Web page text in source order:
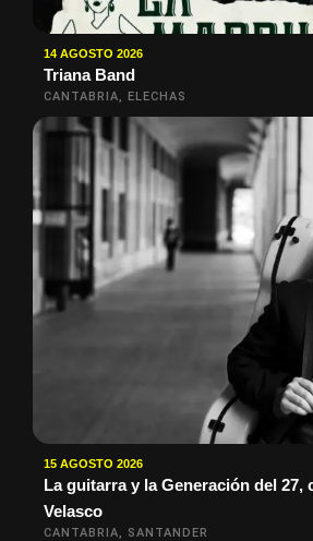
14 AGOSTO 2026
Triana Band
CANTABRIA, ELECHAS
15 AGOSTO 2026
La guitarra y la Generación del 27,
Velasco
CANTABRIA, SANTANDER